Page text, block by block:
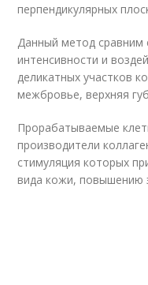
перпендикулярных
Данный метод
интенсивности и
деликатных участков
межбровье, верхняя
Прорабатываемые
производители
стимуляция которых
вида кожи, повышению